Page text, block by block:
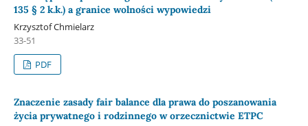
135 § 2 k.k.) a granice wolności wypowiedzi
Krzysztof Chmielarz
33-51
PDF
Znaczenie zasady fair balance dla prawa do poszanowania
życia prywatnego i rodzinnego w orzecznictwie ETPC